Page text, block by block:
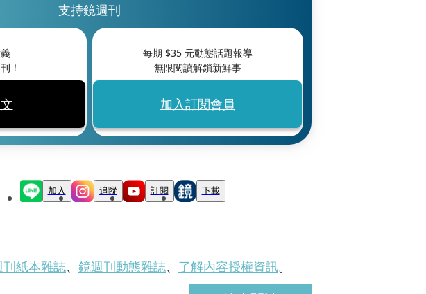
支持鏡週刊
！
每期 $35元動態話題報導
無限閱讀解鎖新鮮事
加入訂閱會員
加入 追蹤 訂閱 下載
刊紙本雜誌、 鏡週刊動態雜誌、 了解內容授權資訊。